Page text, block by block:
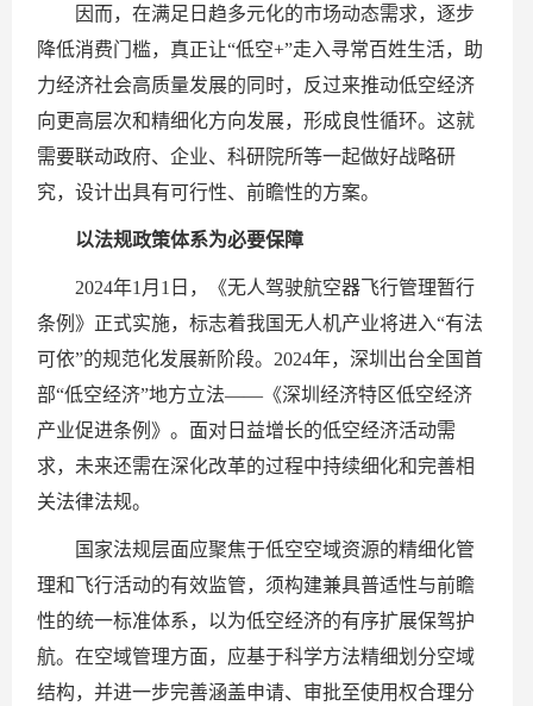
因而，在满足日趋多元化的市场动态需求，逐步
降低消费门槛，真正让“低空+”走入寻常百姓生活，助
力经济社会高质量发展的同时，反过来推动低空经济
向更高层次和精细化方向发展，形成良性循环。这就
需要联动政府、企业、科研院所等一起做好战略研
究，设计出具有可行性、前瞻性的方案。
以法规政策体系为必要保障
2024年1月1日，《无人驾驶航空器飞行管理暂行
条例》正式实施，标志着我国无人机产业将进入“有法
可依”的规范化发展新阶段。2024年，深圳出台全国首
部“低空经济”地方立法——《深圳经济特区低空经济
产业促进条例》。面对日益增长的低空经济活动需
求，未来还需在深化改革的过程中持续细化和完善相
关法律法规。
国家法规层面应聚焦于低空空域资源的精细化管
理和飞行活动的有效监管，须构建兼具普适性与前瞻
性的统一标准体系，以为低空经济的有序扩展保驾护
航。在空域管理方面，应基于科学方法精细划分空域
结构，并进一步完善涵盖申请、审批至使用权合理分